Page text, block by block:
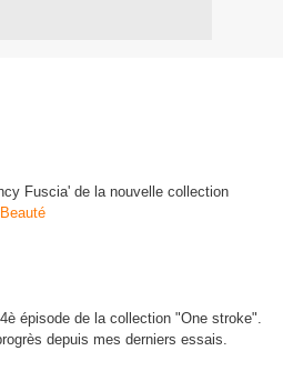
Fuscia' de la nouvelle collection
épisode de la collection "One stroke".
depuis mes derniers essais.